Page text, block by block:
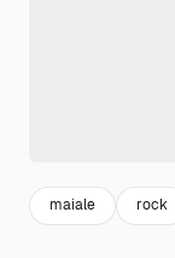
maiale rock